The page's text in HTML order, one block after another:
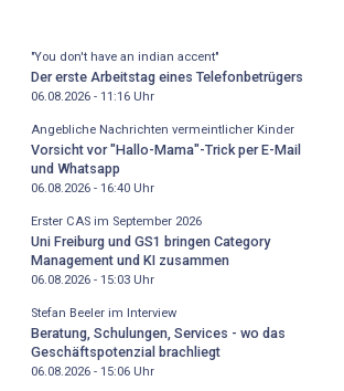
"You don't have an indian accent"
Der erste Arbeitstag eines Telefonbetrügers
06.08.2026 - 11:16Uhr
Angebliche Nachrichten vermeintlicher Kinder
Vorsicht vor "Hallo-Mama"-Trick per E-Mail
und Whatsapp
06.08.2026 - 16:40Uhr
Erster CAS im September 2026
Uni Freiburg und GS1 bringen Category
Management und KI zusammen
06.08.2026 - 15:03Uhr
Stefan Beeler im Interview
Beratung, Schulungen, Services - wo das
Geschäftspotenzial brachliegt
06.08.2026 - 15:06Uhr